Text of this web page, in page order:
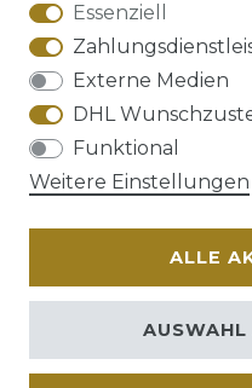
Essenziell
Externe Medien
DHL
Funktional
Weitere Einstellungen
ALLE